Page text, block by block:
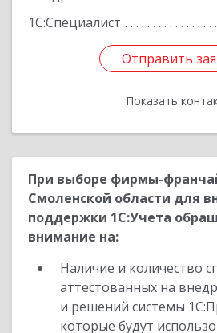
1С:Специалист
Отправить
Показать
Отправить
Назад
При выборе фирмы-
Смоленской области для
поддержки 1С:Учета
внимание на:
Наличие и количество
аттестованных на
и решений системы
которые будут